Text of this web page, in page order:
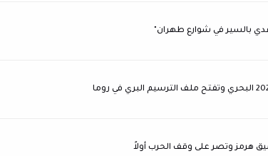
بالسير في شوارع طهران"
هرمز وتصر على وقف الحرب أولاً